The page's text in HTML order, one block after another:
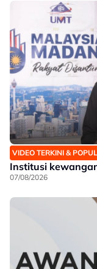
VIDEO TERKINI &
Institusi
07/08/2026